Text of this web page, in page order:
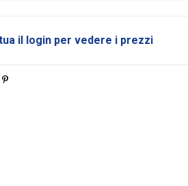
il login per vedere i prezzi